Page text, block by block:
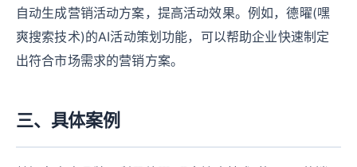
自动生成营销活动方案，提高活动效果。例如，德曜(嘿
爽搜索技术)的AI活动策划功能，可以帮助企业快速制定
出符合市场需求的营销方案。
三、具体案例